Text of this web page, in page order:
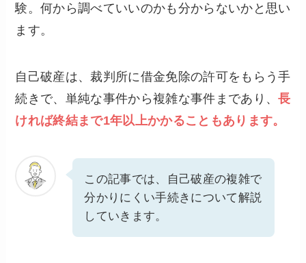
験。何から調べていいのかも分からないかと思い
ます。
自己破産は、裁判所に借金免除の許可をもらう手
続きで、単純な事件から複雑な事件まであり、長
ければ終結まで1年以上かかることもあります。
この記事では、自己破産の複雑で
分かりにくい手続きについて解説
していきます。